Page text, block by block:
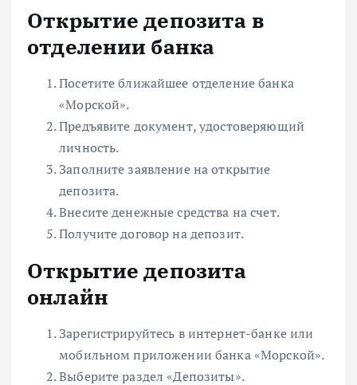
Открытие депозита в
отделении банка
Посетите ближайшее отделение банка
«Морской».
Предъявите документ, удостоверяющий
личность.
Заполните заявление на открытие
депозита.
Внесите денежные средства на счет.
Получите договор на депозит.
Открытие депозита
онлайн
Зарегистрируйтесь в интернет-банке или
мобильном приложении банка «Морской».
Выберите раздел «Депозиты».